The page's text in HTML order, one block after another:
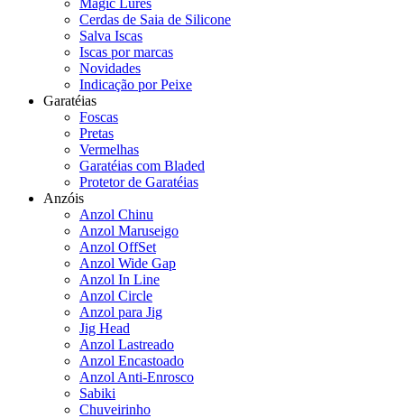
Magic Lures
Cerdas de Saia de Silicone
Salva Iscas
Iscas por marcas
Novidades
Indicação por Peixe
Garatéias
Foscas
Pretas
Vermelhas
Garatéias com Bladed
Protetor de Garatéias
Anzóis
Anzol Chinu
Anzol Maruseigo
Anzol OffSet
Anzol Wide Gap
Anzol In Line
Anzol Circle
Anzol para Jig
Jig Head
Anzol Lastreado
Anzol Encastoado
Anzol Anti-Enrosco
Sabiki
Chuveirinho